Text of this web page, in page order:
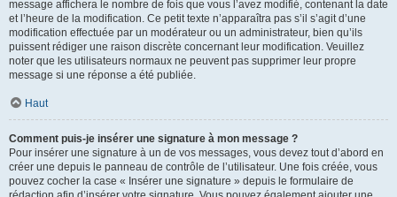
message affichera le nombre de fois que vous l’avez modifié, contenant la date
et l’heure de la modification. Ce petit texte n’apparaîtra pas s’il s’agit d’une
modification effectuée par un modérateur ou un administrateur, bien qu’ils
puissent rédiger une raison discrète concernant leur modification. Veuillez
noter que les utilisateurs normaux ne peuvent pas supprimer leur propre
message si une réponse a été publiée.
Haut
Comment puis-je insérer une signature à mon message ?
Pour insérer une signature à un de vos messages, vous devez tout d’abord en
créer une depuis le panneau de contrôle de l’utilisateur. Une fois créée, vous
pouvez cocher la case « Insérer une signature » depuis le formulaire de